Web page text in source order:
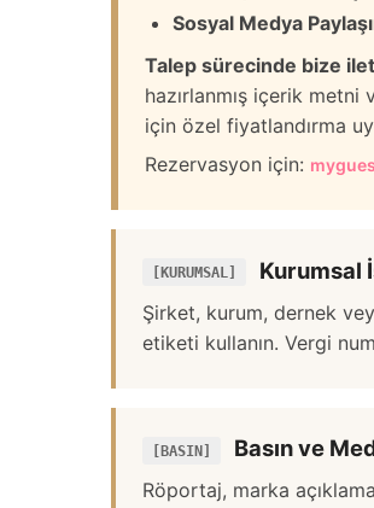
Sosyal Medya
Talep sürecinde bize
hazırlanmış içerik
için özel fiyatlandırma
Rezervasyon için:
[KURUMSAL] Kurumsal
Şirket, kurum, dernek
etiketi kullanın. Vergi
[BASIN] Basın ve
Röportaj, marka